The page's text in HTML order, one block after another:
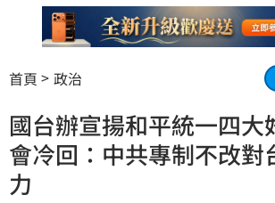
首頁 政治
國台辦宣揚和平統一四大
會冷回：中共專制不改對
力